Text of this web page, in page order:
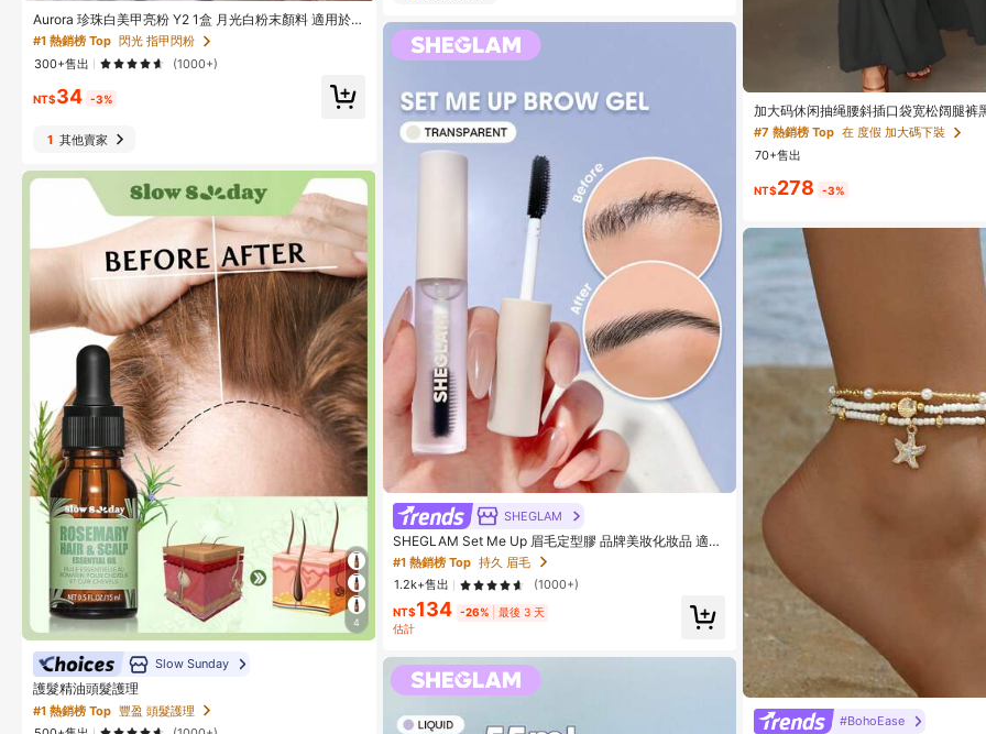
Aurora 珍珠白美甲亮粉 Y2 1盒 月光白粉末顏料 適用於釉
面甜甜圈美甲 月光粉鏡面效果亮粉
#1 熱銷榜 Top 閃光 指甲閃粉
300+售出
(1000+)
NT$34 -3%
1 其他賣家
4
Slow Sunday
護髮精油頭髮護理
#1 熱銷榜 Top 豐盈 頭髮護理
SHEGLAM
SHEGLAM Set Me Up 眉毛定型膠 品牌美妝化妝品 適合
女士與女孩
#1 熱銷榜 Top 持久 眉毛
1.2k+售出
(1000+)
NT$134 -26%
最後 3 天
估計
加大码休闲抽绳腰斜插口袋宽松阔腿裤
#7 熱銷榜 Top 在 度假 加大碼下裝
70+售出
NT$278 -3%
#BohoEase
#8 熱銷榜 Top 海星 女士足部首飾